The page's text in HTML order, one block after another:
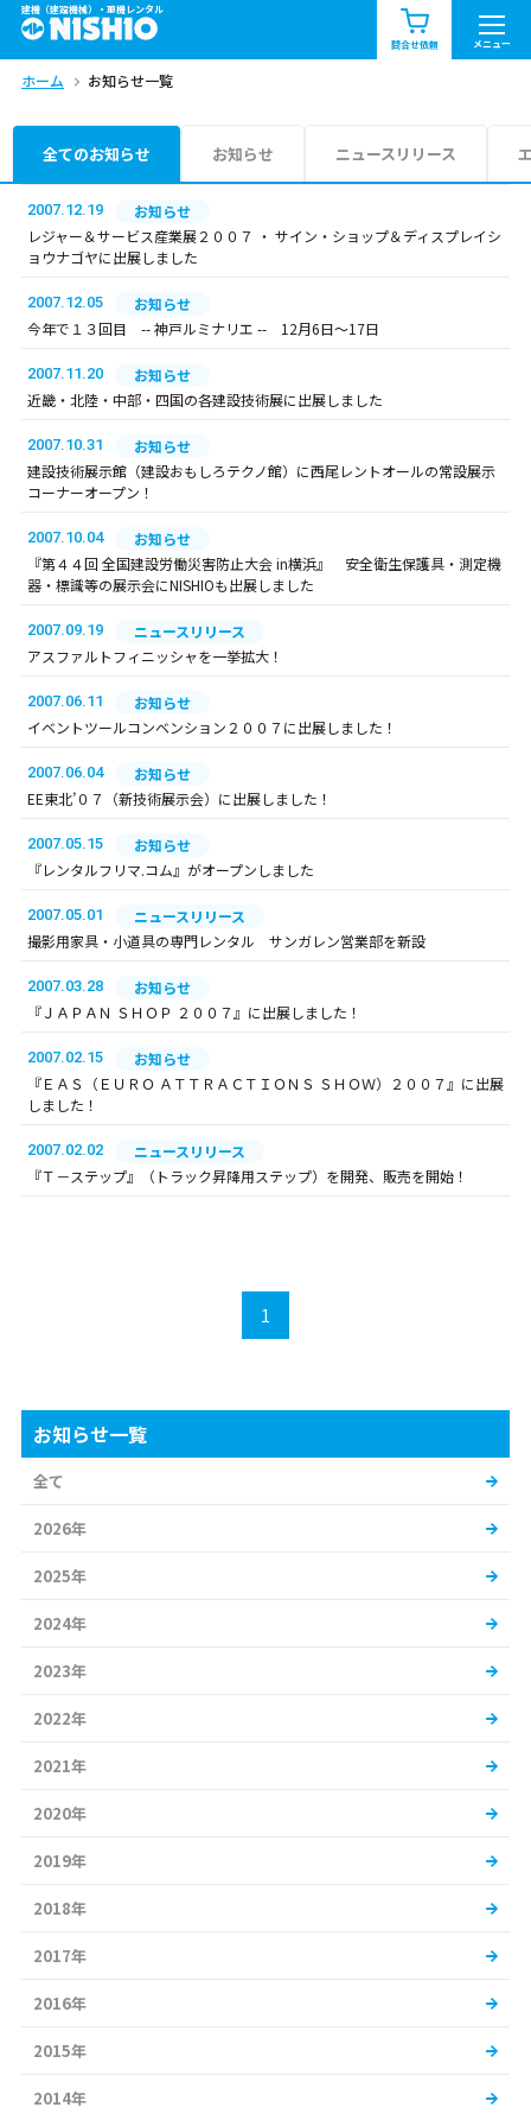
建機（建設機械）・重機レンタル
問合せ依頼 メニュー
商品一覧 お知らせ一覧
問合せ依頼リスト
エリア情報を見る
中部
九州・沖縄（外部）
ホーム お知らせ一覧
全てのお知らせ お知らせ ニュースリリース
2007.12.19
お知らせ
レジャー＆サービス産業展２００７ ・ サイン・ショップ＆ディスプレイシ
ョウナゴヤに出展しました
2007.12.05
お知らせ
今年で１３回目 -- 神戸ルミナリエ -- 12月6日～17日
2007.11.20
お知らせ
近畿・北陸・中部・四国の各建設技術展に出展しました
2007.10.31
お知らせ
建設技術展示館（建設おもしろテクノ館）に西尾レントオールの常設展示
コーナーオープン！
2007.10.04
お知らせ
『第４４回 全国建設労働災害防止大会 in横浜』 安全衛生保護具・測定機
器・標識等の展示会にNISHIOも出展しました
2007.09.19
ニュースリリース
アスファルトフィニッシャを一挙拡大！
2007.06.11
お知らせ
イベントツールコンベンション２００７に出展しました！
2007.06.04
お知らせ
EE東北’０７（新技術展示会）に出展しました！
2007.05.15
お知らせ
『レンタルフリマ.コム』がオープンしました
2007.05.01
ニュースリリース
撮影用家具・小道具の専門レンタル サンガレン営業部を新設
2007.03.28
お知らせ
『ＪＡＰＡＮ ＳＨＯＰ ２００７』に出展しました！
2007.02.15
お知らせ
『ＥＡＳ（ＥＵＲＯ ＡＴＴＲＡＣＴＩＯＮＳ ＳＨＯＷ）２００７』に出展
しました！
2007.02.02
ニュースリリース
『Ｔ－ステップ』（トラック昇降用ステップ）を開発、販売を開始！
1
お知らせ一覧
全て
2026年
2025年
2024年
2023年
2022年
2021年
2020年
2019年
2018年
2017年
2016年
2015年
2014年